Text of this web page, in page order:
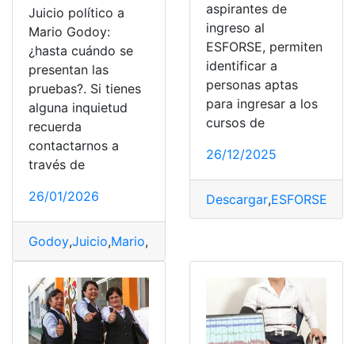
Juicio político a
Mario Godoy:
¿hasta cuándo se
presentan las
pruebas?. Si tienes
alguna inquietud
recuerda
contactarnos a
través de
26/01/2026
Godoy,Juicio,Mario,
aspirantes de
ingreso al
ESFORSE, permiten
identificar a
personas aptas
para ingresar a los
cursos de
26/12/2025
Descargar,ESFORSE